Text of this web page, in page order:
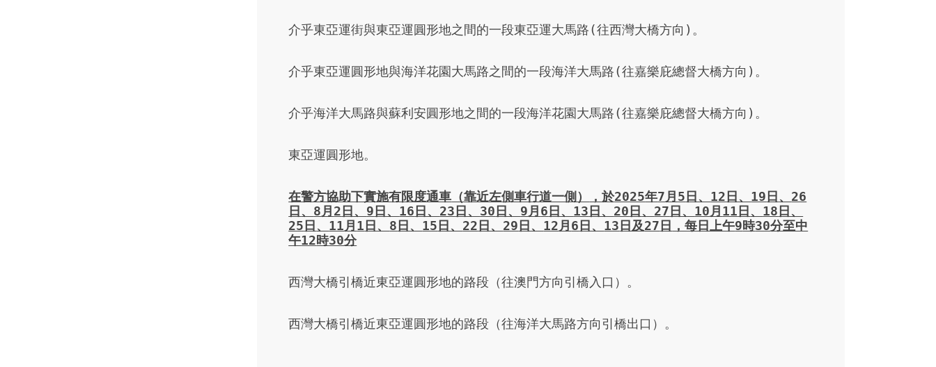
介乎東亞運街與東亞運圓形地之間的一段東亞運大馬路(往西灣大橋方向)。
介乎東亞運圓形地與海洋花園大馬路之間的一段海洋大馬路(往嘉樂庇總督大橋方向)。
介乎海洋大馬路與蘇利安圓形地之間的一段海洋花園大馬路(往嘉樂庇總督大橋方向)。
東亞運圓形地。
在警方協助下實施有限度通車 （靠近左側車行道一側） ，於2025年7月 5 日、 12 日、 19 日 、 26
日 、 8月 2 日、 9 日、 16 日、 23 日、 30 日、 9月 6 日、 13 日、 20 日 、 27 日、 10月 11 日 、 18 日、
25 日 、 11月 1 日、 8 日、 15 日、 22 日、 29 日、 12月 6 日、 13 日及27 日 ，每日上午9時30分至中
午12時30分
西灣大橋引橋近東亞運圓形地的路段（往澳門方向引橋入口）。
西灣大橋引橋近東亞運圓形地的路段（往海洋大馬路方向引橋出口）。